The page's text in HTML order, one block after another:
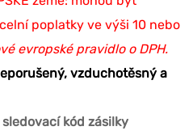
poplatky ve výši 10 nebo
evropské pravidlo o DPH.
vzduchotěsný a
kód zásilky